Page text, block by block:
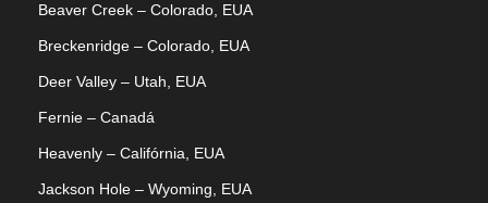
Beaver Creek – Colorado, EUA
Breckenridge – Colorado, EUA
Deer Valley – Utah, EUA
Fernie – Canadá
Heavenly – Califórnia, EUA
Jackson Hole – Wyoming, EUA